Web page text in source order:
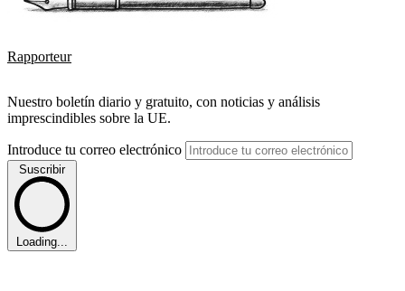
Rapporteur
Nuestro boletín diario y gratuito, con noticias y análisis
imprescindibles sobre la UE.
Introduce tu correo electrónico
Suscribir
Loading...